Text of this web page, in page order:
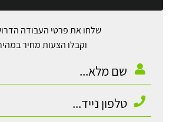
שלחו את פרטי העבודה
וקבלו הצעות מחיר